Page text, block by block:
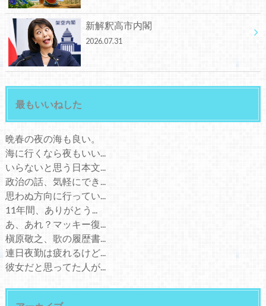
新解釈高市内閣
2026.07.31
最もいいねした
晩春の夜の海も良い。
海に行くなら夜もいい...
いらないと思う日本文...
政治の話、気軽にでき...
思わぬ方向に行ってい...
11年間、ありがとう...
あ、あれ？マッキー復...
槇原敬之、歌の履歴書...
連日夜勤は疲れるけど...
彼女だと思ってた人が...